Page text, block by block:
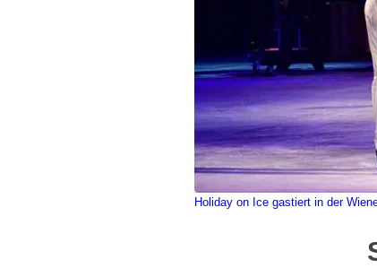
Holiday on Ice gastiert in der